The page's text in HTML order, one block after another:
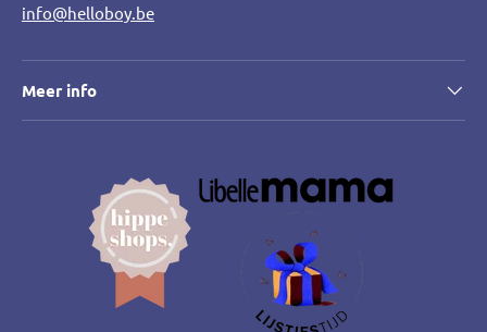
info@helloboy.be
Meer info